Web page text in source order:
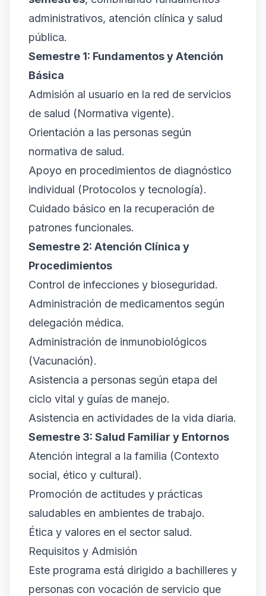
administrativos, atención clínica y salud
pública.
Semestre 1: Fundamentos y Atención
Básica
Admisión al usuario en la red de servicios
de salud (Normativa vigente).
Orientación a las personas según
normativa de salud.
Apoyo en procedimientos de diagnóstico
individual (Protocolos y tecnología).
Cuidado básico en la recuperación de
patrones funcionales.
Semestre 2: Atención Clínica y
Procedimientos
Control de infecciones y bioseguridad.
Administración de medicamentos según
delegación médica.
Administración de inmunobiológicos
(Vacunación).
Asistencia a personas según etapa del
ciclo vital y guías de manejo.
Asistencia en actividades de la vida diaria.
Semestre 3: Salud Familiar y Entornos
Atención integral a la familia (Contexto
social, ético y cultural).
Promoción de actitudes y prácticas
saludables en ambientes de trabajo.
Ética y valores en el sector salud.
Requisitos y Admisión
Este programa está dirigido a bachilleres y
personas con vocación de servicio que